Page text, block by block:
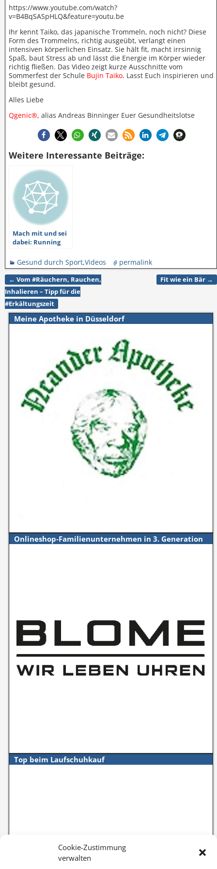
Cookie-Zustimmung
verwalten
https://www.youtube.com/watch?
v=B4BqSASpHLQ&feature=youtu.be
Ihr kennt Taiko, das japanische Trommeln, noch nicht? Diese
Form des Trommelns, richtig ausgeübt, verlangt einen
intensiven körperlichen Einsatz. Sie hält fit, macht irrsinnig
Spaß, baut Stress ab und lässt die Energie im Körper wieder
richtig fließen. Das Video zeigt kurze Ausschnitte vom
Sommerfest der Schule Bujin Taiko. Lasst Euch inspirieren und
bleibt gesund.
Alles Liebe
Qgenic®, alias Andreas Binninger Euer Gesundheitslotse
Weitere Interessante Beiträge:
Mach mit und sei
dabei: Running
Gesund durch Sport,Videos permalink
Artikelnavigation
← Vom #Räuchern, Rauchen,
Inhalieren – Tipp für die
#Erkältungszeit
Fit wie ein Bär →
Meine Apotheke in Düsseldorf
Onlineshop-Familienunternehmen in 3. Generation
Top beim Laufschuhkauf